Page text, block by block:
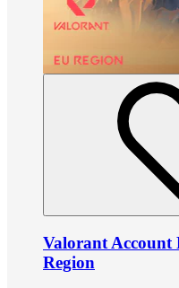
Valorant
Region